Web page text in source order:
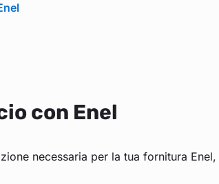
con Enel
necessaria per la tua fornitura